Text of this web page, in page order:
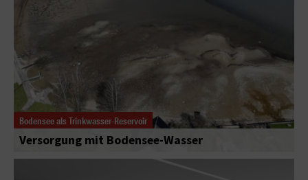
Bodensee als Trinkwasser-Reservoir
Versorgung mit Bodensee-Wasser